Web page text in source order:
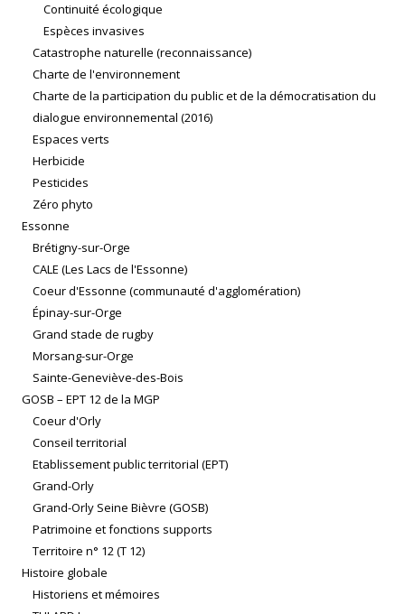
Continuité écologique
Espèces invasives
Catastrophe naturelle (reconnaissance)
Charte de l'environnement
Charte de la participation du public et de la démocratisation du
dialogue environnemental (2016)
Espaces verts
Herbicide
Pesticides
Zéro phyto
Essonne
Brétigny-sur-Orge
CALE (Les Lacs de l'Essonne)
Coeur d'Essonne (communauté d'agglomération)
Épinay-sur-Orge
Grand stade de rugby
Morsang-sur-Orge
Sainte-Geneviève-des-Bois
GOSB – EPT 12 de la MGP
Coeur d'Orly
Conseil territorial
Etablissement public territorial (EPT)
Grand-Orly
Grand-Orly Seine Bièvre (GOSB)
Patrimoine et fonctions supports
Territoire n° 12 (T 12)
Histoire globale
Historiens et mémoires